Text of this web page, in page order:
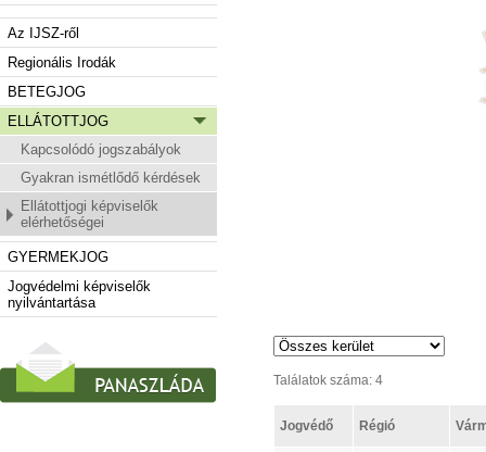
Az IJSZ-ről
Regionális Irodák
BETEGJOG
ELLÁTOTTJOG
Kapcsolódó jogszabályok
Gyakran ismétlődő kérdések
Ellátottjogi képviselők
elérhetőségei
GYERMEKJOG
Jogvédelmi képviselők
nyilvántartása
Találatok száma: 4
Jogvédő Régió